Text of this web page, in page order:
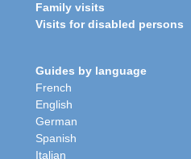
Family visits
Visits for disabled persons
Guides by language
French
English
German
Spanish
Italian